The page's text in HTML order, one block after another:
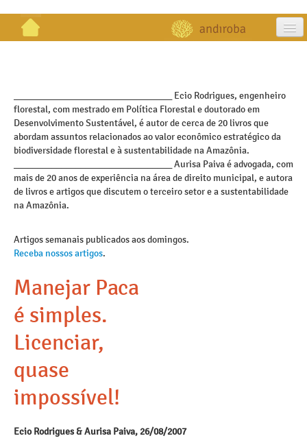
publicações
galeria
contato
_________________________________ Ecio Rodrigues, engenheiro
florestal, com mestrado em Política Florestal e doutorado em
Desenvolvimento Sustentável, é autor de cerca de 20 livros que
abordam assuntos relacionados ao valor econômico estratégico da
biodiversidade florestal e à sustentabilidade na Amazônia.
_________________________________ Aurisa Paiva é advogada, com
mais de 20 anos de experiência na área de direito municipal, e autora
de livros e artigos que discutem o terceiro setor e a sustentabilidade
na Amazônia.
Artigos semanais publicados aos domingos.
Receba nossos artigos.
Manejar Paca
é simples.
Licenciar,
quase
impossível!
Ecio Rodrigues & Aurisa Paiva, 26/08/2007